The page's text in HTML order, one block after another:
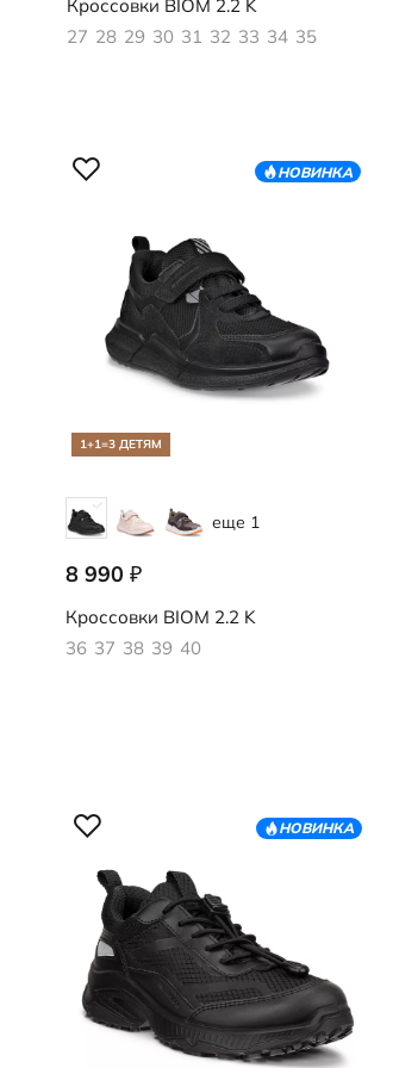
Кроссовки BIOM 2.2 K
27 28 29 30 31 32 33 34 35
НОВИНКА
1+1=3 ДЕТЯМ
еще 1
8 990 ₽
710903/51094
Кроссовки BIOM 2.2 K
36 37 38 39 40
НОВИНКА